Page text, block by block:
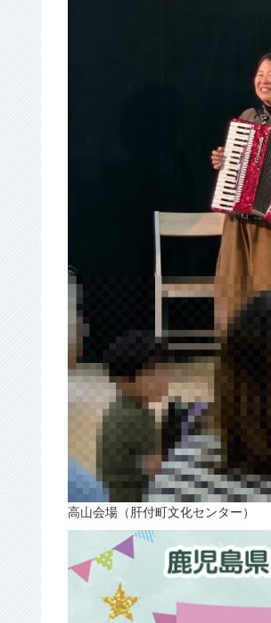
高山会場（肝付町文化センター）